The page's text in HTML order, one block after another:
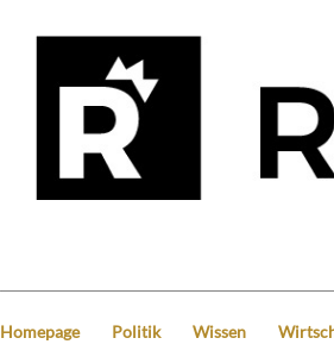
Homepage Politik Wissen